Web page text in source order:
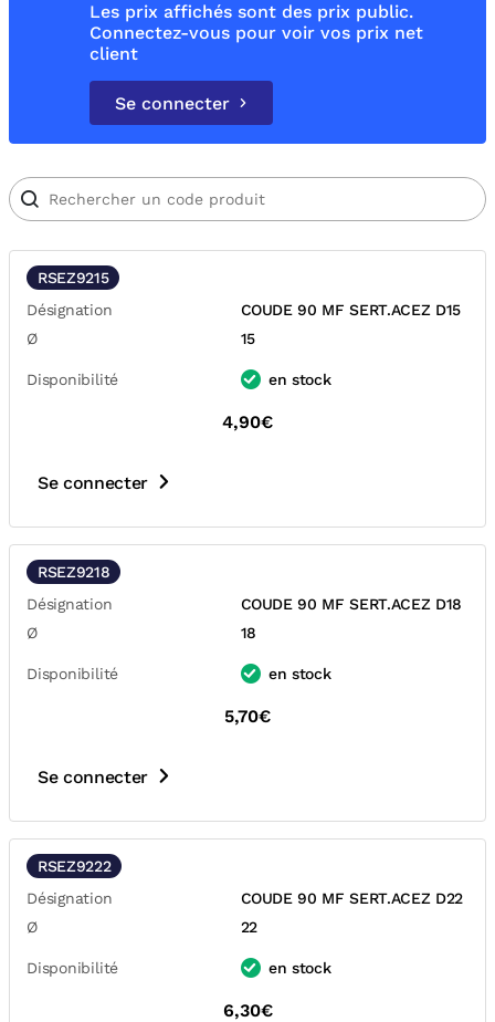
Les prix affichés sont des prix public.
Connectez-vous pour voir vos prix net
client
Se connecter
RSEZ9215
Désignation
COUDE 90 MF SERT.ACEZ D15
Ø
15
Disponibilité en stock
4,90€
Se connecter
RSEZ9218
Désignation
COUDE 90 MF SERT.ACEZ D18
Ø
18
Disponibilité en stock
5,70€
Se connecter
RSEZ9222
Désignation
COUDE 90 MF SERT.ACEZ D22
Ø
22
Disponibilité en stock
6,30€